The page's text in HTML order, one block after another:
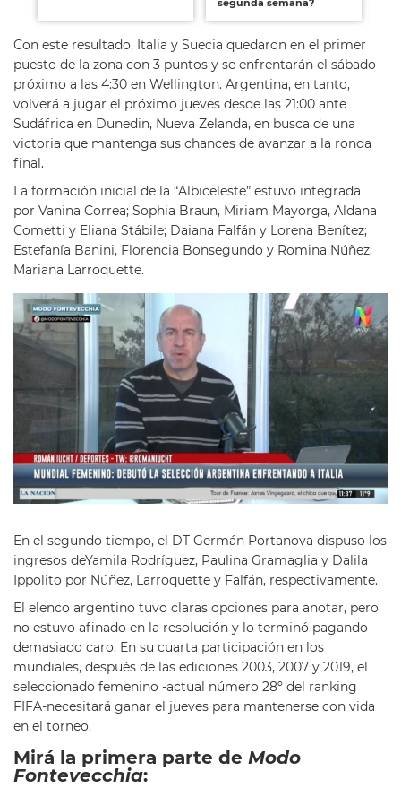
Con este resultado, Italia y Suecia quedaron en el primer
puesto de la zona con 3 puntos y se enfrentarán el sábado
próximo a las 4:30 en Wellington. Argentina, en tanto,
volverá a jugar el próximo jueves desde las 21:00 ante
Sudáfrica en Dunedin, Nueva Zelanda, en busca de una
victoria que mantenga sus chances de avanzar a la ronda
final.
La formación inicial de la “Albiceleste” estuvo integrada
por Vanina Correa; Sophia Braun, Miriam Mayorga, Aldana
Cometti y Eliana Stábile; Daiana Falfán y Lorena Benítez;
Estefanía Banini, Florencia Bonsegundo y Romina Núñez;
Mariana Larroquette.
En el segundo tiempo, el DT Germán Portanova dispuso los
ingresos deYamila Rodríguez, Paulina Gramaglia y Dalila
Ippolito por Núñez, Larroquette y Falfán, respectivamente.
El elenco argentino tuvo claras opciones para anotar, pero
no estuvo afinado en la resolución y lo terminó pagando
demasiado caro. En su cuarta participación en los
mundiales, después de las ediciones 2003, 2007 y 2019, el
seleccionado femenino -actual número 28º del ranking
FIFA-necesitará ganar el jueves para mantenerse con vida
en el torneo.
Mirá la primera parte de Modo
Fontevecchia: